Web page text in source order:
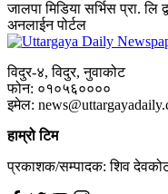
जालपा मिडिया सर्भिस प्रा. लि
अनलाईन पोर्टल
विदुर-४, विदुर, नुवाकोट
फोन: ०१०५६००००
इमेल:
हाम्रो टिम
प्रकाशक/सम्पादक: शिव